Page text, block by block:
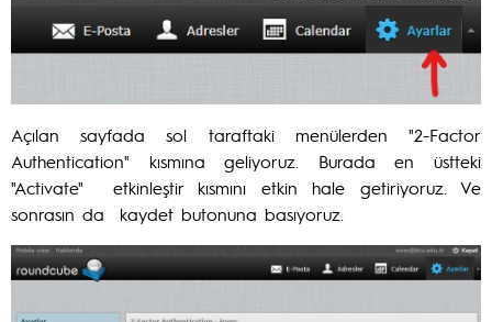
Açılan sayfada sol taraftaki menülerden "2-Factor
Authentication" kısmına geliyoruz. Burada en üstteki
"Activate" etkinleştir kısmını etkin hale getiriyoruz. Ve
sonrasın da kaydet butonuna basıyoruz.